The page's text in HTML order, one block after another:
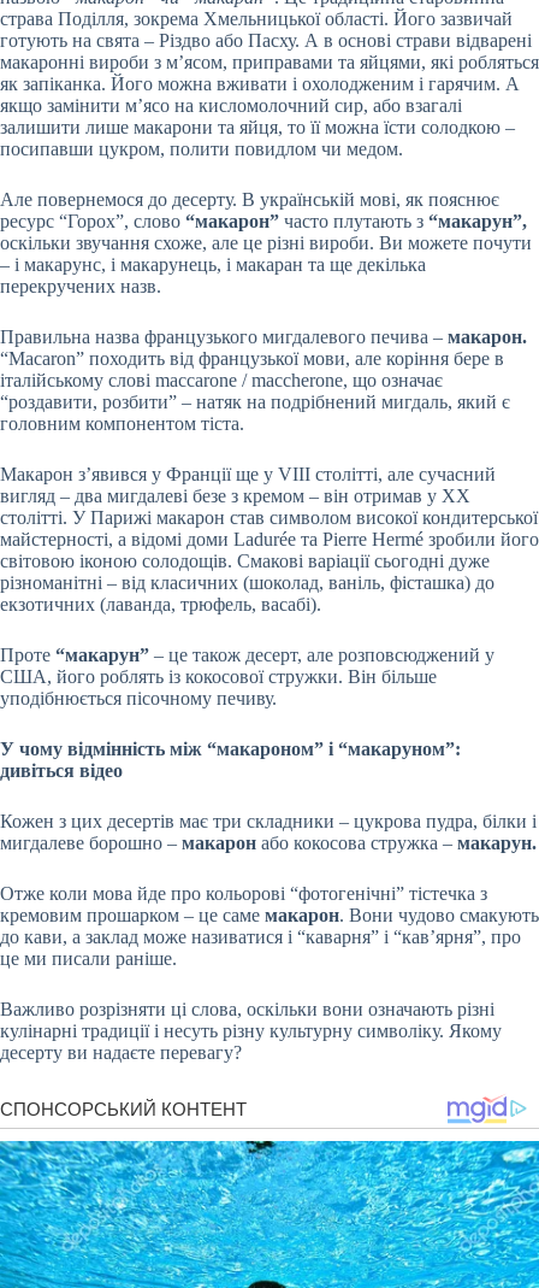
страва Поділля, зокрема Хмельницької області. Його зазвичай
готують на свята – Різдво або Пасху. А в основі страви відварені
макаронні вироби з м’ясом, приправами та яйцями, які робляться
як запіканка. Його можна вживати і охолодженим і гарячим. А
якщо замінити м’ясо на кисломолочний сир, або взагалі
залишити лише макарони та яйця, то її можна їсти солодкою –
посипавши цукром, полити повидлом чи медом.
Але повернемося до десерту. В українській мові, як пояснює
ресурс “Горох”, слово “макарон” часто плутають з “макарун”,
оскільки звучання схоже, але це різні вироби. Ви можете почути
– і макарунс, і макарунець, і макаран та ще декілька
перекручених назв.
Правильна назва французького мигдалевого печива – макарон.
“Macaron” походить від французької мови, але коріння бере в
італійському слові maccarone / maccherone, що означає
“роздавити, розбити” – натяк на подрібнений мигдаль, який є
головним компонентом тіста.
Макарон з’явився у Франції ще у VIII столітті, але сучасний
вигляд – два мигдалеві безе з кремом – він отримав у ХХ
столітті. У Парижі макарон став символом високої кондитерської
майстерності, а відомі доми Ladurée та Pierre Hermé зробили його
світовою іконою солодощів. Смакові варіації сьогодні дуже
різноманітні – від класичних (шоколад, ваніль, фісташка) до
екзотичних (лаванда, трюфель, васабі).
Проте “макарун” – це також десерт, але розповсюджений у
США, його роблять із кокосової стружки. Він більше
уподібнюється пісочному печиву.
У чому відмінність між “макароном” і “макаруном”:
дивіться відео
Кожен з цих десертів має три складники – цукрова пудра, білки і
мигдалеве борошно – макарон або кокосова стружка – макарун.
Отже коли мова йде про кольорові “фотогенічні” тістечка з
кремовим прошарком – це саме макарон. Вони чудово смакують
до кави, а заклад може називатися і “каварня” і “кав’ярня”, про
це ми писали раніше.
Важливо розрізняти ці слова, оскільки вони означають різні
кулінарні традиції і несуть різну культурну символіку. Якому
десерту ви надаєте перевагу?